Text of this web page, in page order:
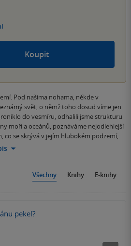
Koupit
Pod našima nohama, někde v
svět, o němž toho dosud víme jen
do vesmíru, odhalili jsme strukturu
moří a oceánů, poznáváme nejodlehlejší
co se skrývá v jejím hlubokém podzemí,
Všechny Knihy E-knihy
pekel?